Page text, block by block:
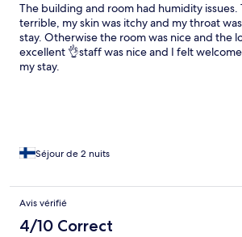
The building and room had humidity issues.
terrible, my skin was itchy and my throat
stay. Otherwise the room was nice and the
excellent 👌staff was nice and I felt
my stay.
Séjour de 2 nuits
Avis vérifié
4/10 Correct